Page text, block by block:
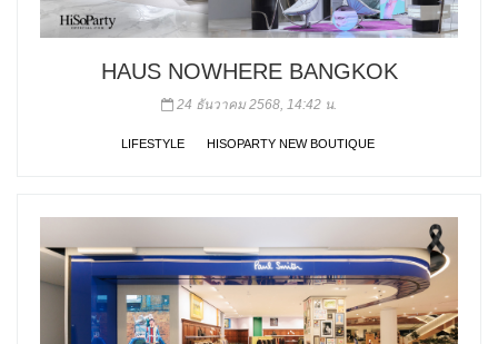
HAUS NOWHERE BANGKOK
24 ธันวาคม 2568, 14:42 น.
LIFESTYLE HISOPARTY NEW BOUTIQUE